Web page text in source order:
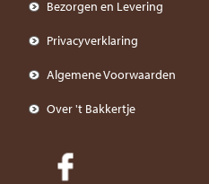
Bezorgen en Levering
Privacyverklaring
Algemene Voorwaarden
Over 't Bakkertje